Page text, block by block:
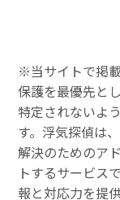
※当サイトで掲
保護を最優先と
特定されないよ
す。浮気探偵は
解決のためのア
トするサービス
報と対応力を提供